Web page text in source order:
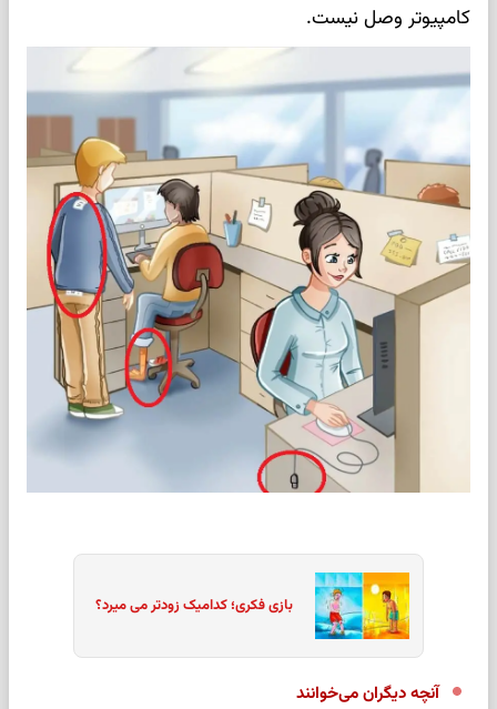
کامپیوتر وصل نیست.
بازی فکری؛ کدامیک زودتر می میرد؟
آنچه دیگران می‌خوانند